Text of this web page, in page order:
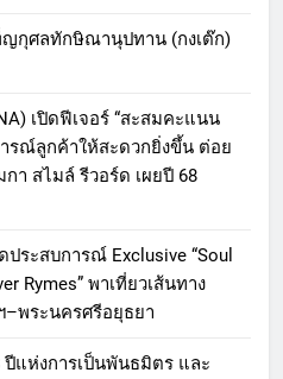
ญกุศลทักษิณานุปทาน (กงเต๊ก)
เปิดฟีเจอร์ “สะสมคะแนน
รณ์ลูกค้าให้สะดวกยิ่งขึ้น ต่อย
า สไมล์ รีวอร์ด เผยปี 68
ระสบการณ์ Exclusive “Soul
Rymes” พาเที่ยวเส้นทาง
–พระนครศรีอยุธยา
ปีแห่งการเป็นพันธมิตร และ